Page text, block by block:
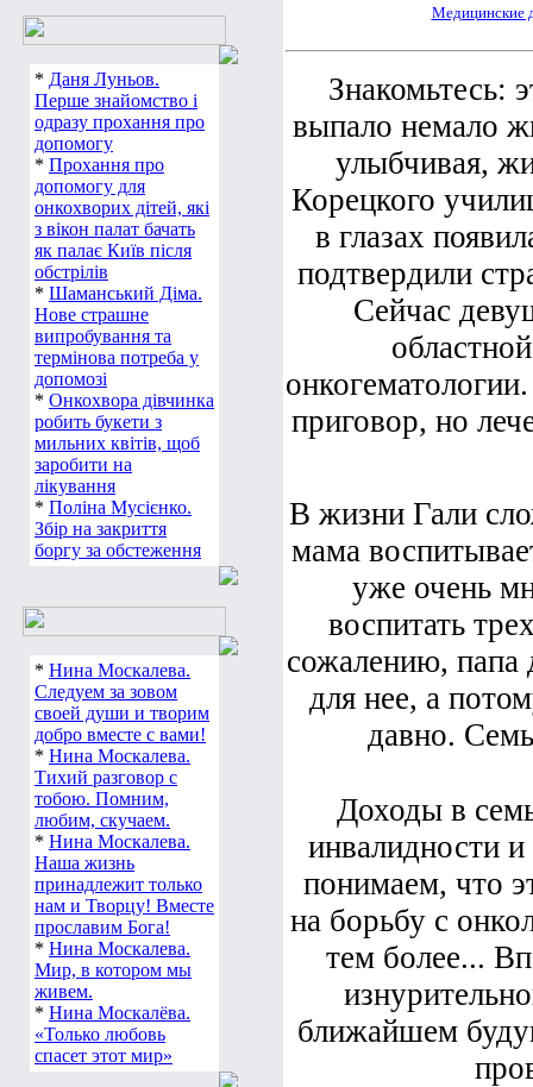
* Даня Луньов.
Перше знайомство і
одразу прохання про
допомогу
* Прохання про
допомогу для
онкохворих дітей, які
з вікон палат бачать
як палає Київ після
обстрілів
* Шаманський Діма.
Нове страшне
випробування та
термінова потреба у
допомозі
* Онкохвора дівчинка
робить букети з
мильних квітів, щоб
заробити на
лікування
* Поліна Мусієнко.
Збір на закриття
боргу за обстеження
* Нина Москалева.
Следуем за зовом
своей души и творим
добро вместе с вами!
* Нина Москалева.
Тихий разговор с
тобою. Помним,
любим, скучаем.
* Нина Москалева.
Наша жизнь
принадлежит только
нам и Творцу! Вместе
прославим Бога!
* Нина Москалева.
Мир, в котором мы
живем.
* Нина Москалёва.
«Только любовь
спасет этот мир»
Медицинские
Знакомьтесь:
выпало немало
улыбчивая,
Корецкого
в глазах
подтвердили
Сейчас
приговор, но
В жизни Гали
мама
уже очень
воспитать
сожалению, папа
для нее, а
давно.
Доходы в
инвалидности
понимаем, что
на борьбу с
тем более...
ближайшем